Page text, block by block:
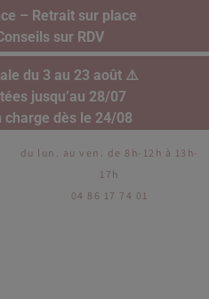
– Retrait sur place
sur RDV
du 3 au 23 août ⚠️
jusqu’au 28/07
dès le 24/08
du lun. au ven. de 8h-12h à 13h-
17h
04 86 17 74 01